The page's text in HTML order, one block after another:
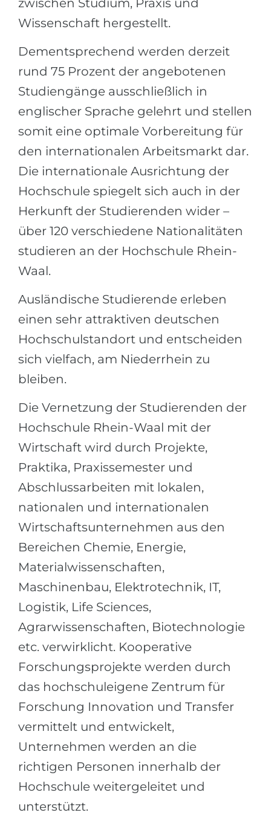
zwischen Studium, Praxis und
Wissenschaft hergestellt.
Dementsprechend werden derzeit
rund 75 Prozent der angebotenen
Studiengänge ausschließlich in
englischer Sprache gelehrt und stellen
somit eine optimale Vorbereitung für
den internationalen Arbeitsmarkt dar.
Die internationale Ausrichtung der
Hochschule spiegelt sich auch in der
Herkunft der Studierenden wider –
über 120 verschiedene Nationalitäten
studieren an der Hochschule Rhein-
Waal.
Ausländische Studierende erleben
einen sehr attraktiven deutschen
Hochschulstandort und entscheiden
sich vielfach, am Niederrhein zu
bleiben.
Die Vernetzung der Studierenden der
Hochschule Rhein-Waal mit der
Wirtschaft wird durch Projekte,
Praktika, Praxissemester und
Abschlussarbeiten mit lokalen,
nationalen und internationalen
Wirtschaftsunternehmen aus den
Bereichen Chemie, Energie,
Materialwissenschaften,
Maschinenbau, Elektrotechnik, IT,
Logistik, Life Sciences,
Agrarwissenschaften, Biotechnologie
etc. verwirklicht. Kooperative
Forschungsprojekte werden durch
das hochschuleigene Zentrum für
Forschung Innovation und Transfer
vermittelt und entwickelt,
Unternehmen werden an die
richtigen Personen innerhalb der
Hochschule weitergeleitet und
unterstützt.